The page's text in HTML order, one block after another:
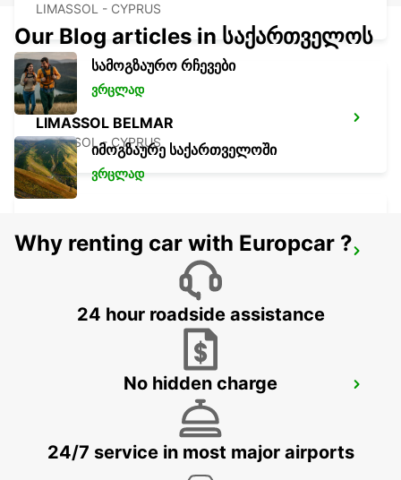
LIMASSOL - CYPRUS
LIMASSOL BELMAR
LIMASSOL - CYPRUS
NICOSIA
Our Blog articles in საქართველოს
სამოგზაურო რჩევები
ვრცლად
იმოგზაურე საქართველოში
ვრცლად
Why renting car with Europcar ?
24 hour roadside assistance
No hidden charge
24/7 service in most major airports